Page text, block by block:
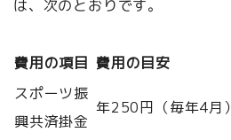
は、次のとおりです。
費用の項目 費用の目安
スポーツ振
興共済掛金
年250円（毎年4月）